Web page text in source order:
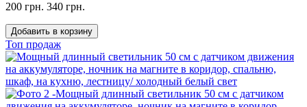
200 грн. 340 грн.
Добавить в корзину
Топ продаж